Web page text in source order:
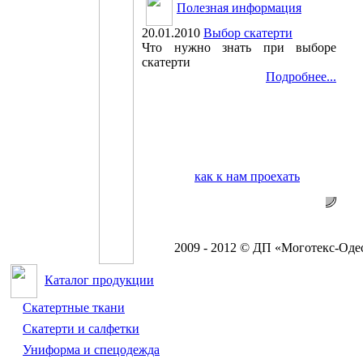
Полезная информация
20.01.2010 Выбор скатерти
Что нужно знать при выборе
скатерти
Подробнее...
как к нам проехать
2009 - 2012 © ДП «Моготекс-
Каталог продукции
Скатертные ткани
Скатерти и салфетки
Униформа и спецодежда